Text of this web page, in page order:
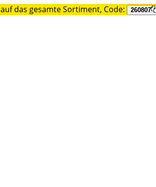
auf das gesamte Sortiment, Code: 260807